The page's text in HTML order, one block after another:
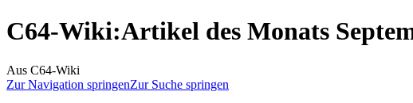
C64-Wiki:Artikel des Monats
Aus C64-Wiki
Zur Navigation springenZur Suche springen